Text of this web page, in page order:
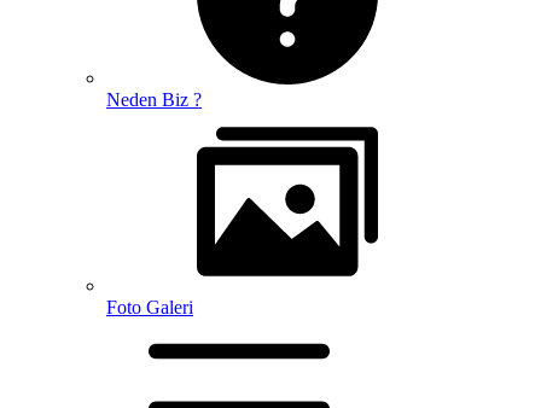
Neden Biz ?
Foto Galeri